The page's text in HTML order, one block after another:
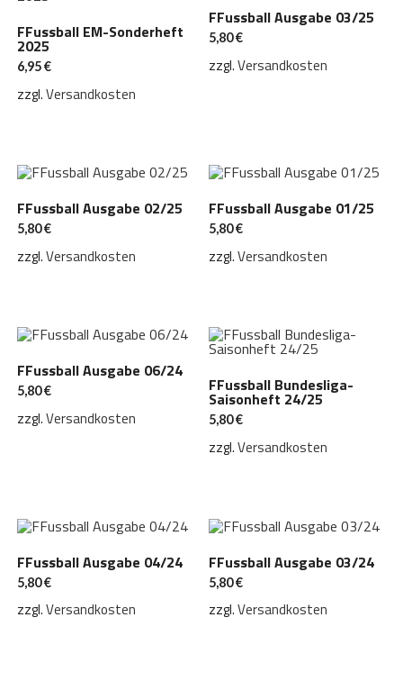
FFussball EM-Sonderheft
2025
6,95€
zzgl.Versandkosten
FFussball Ausgabe 03/25
5,80€
zzgl.Versandkosten
FFussball Ausgabe 02/25
5,80€
zzgl.Versandkosten
FFussball Ausgabe 01/25
5,80€
zzgl.Versandkosten
FFussball Ausgabe 06/24
5,80€
zzgl.Versandkosten
FFussball Bundesliga-
Saisonheft 24/25
5,80€
zzgl.Versandkosten
FFussball Ausgabe 04/24
5,80€
zzgl.Versandkosten
FFussball Ausgabe 03/24
5,80€
zzgl.Versandkosten